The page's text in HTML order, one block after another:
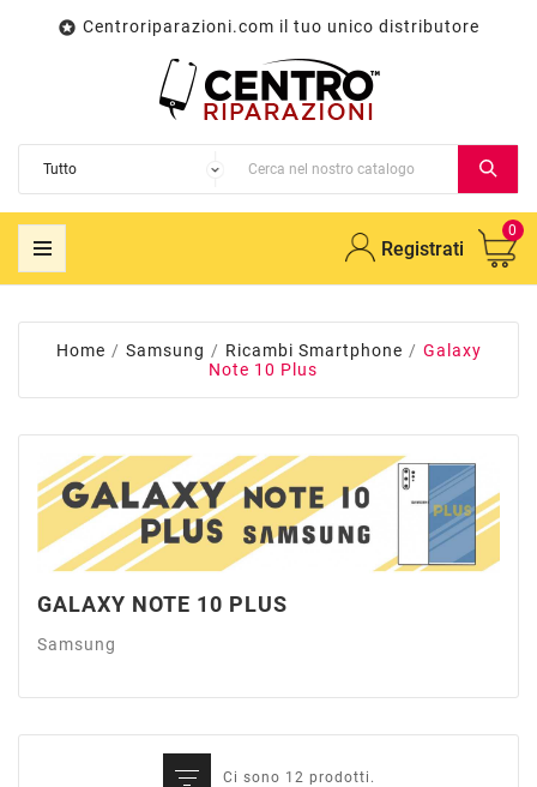
 Centroriparazioni.com il tuo unico distributore
Registrati
0
Home Samsung Ricambi Smartphone
Galaxy
Note 10 Plus
GALAXY NOTE 10 PLUS
Samsung
Ci sono 12 prodotti.